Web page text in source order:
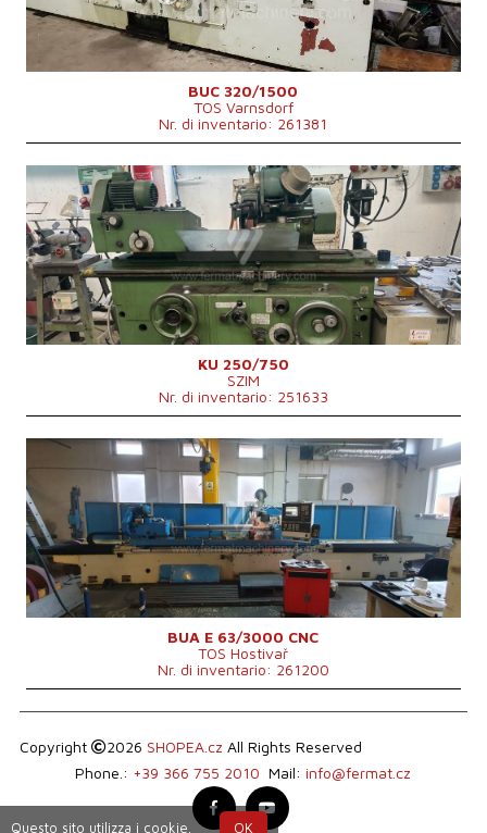
Attrezzature per la rettifica internaSì
Dimensioni lungh. x largh. x alt.
4500 x 1000 x 1750 mm
BUC 320/1500
TOS Varnsdorf
Nr. di inventario: 261381
Anno di fabbricazione:
0
Sistema di controllo
No
Diametro massimo di rettifica
250 mm
Lungh. max. della rettifica
750 mm
Peso max. del pezzo lavorato
120 kg
Attrezzature per la rettifica interna
Sì
Potenza del motore elettrico principale4 kW
Dimensioni lungh. x largh. x alt.
1400x1420x1500 mm
Peso della macchina
2540 kg
KU 250/750
SZIM
Nr. di inventario: 251633
Anno di fabbricazione:
2007
Sistema di controllo
Sì
Sistema di controllo Siemens
Sinumerik 840 D
Diametro massimo di rettifica
630 mm
Lungh. max. della rettifica
3000 mm
Peso max. del pezzo lavorato
1200 kg
Attrezzature per la rettifica internaNo
Potenza totale
56 kVA
Peso della macchina
12700 kg
Dimensioni lungh. x largh. x alt.
9900x2980x1875 mm
BUA E 63/3000 CNC
TOS Hostivař
Nr. di inventario: 261200
Copyright 2026 SHOPEA.cz All Rights Reserved
Phone.: +39 366 755 2010 Mail: info@fermat.cz
Questo sito utilizza i cookie. OK